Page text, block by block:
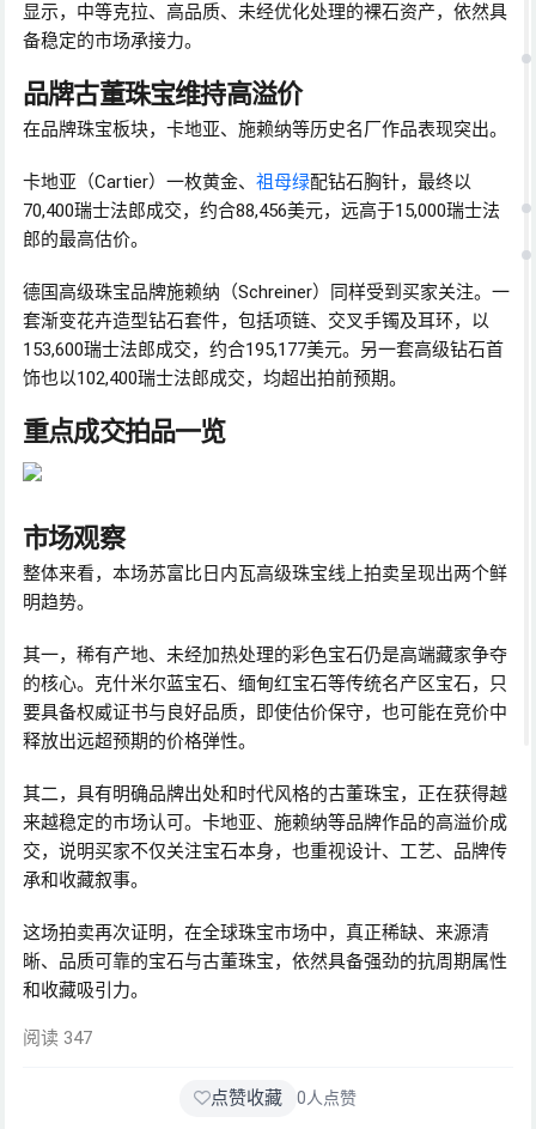
显示，中等克拉、高品质、未经优化处理的裸石资产，依然具
备稳定的市场承接力。
品牌古董珠宝维持高溢价
在品牌珠宝板块，卡地亚、施赖纳等历史名厂作品表现突出。
卡地亚（Cartier）一枚黄金、 祖母绿配钻石胸针，最终以
70,400瑞士法郎成交，约合88,456美元，远高于15,000瑞士法
郎的最高估价。
德国高级珠宝品牌施赖纳（Schreiner）同样受到买家关注。一
套渐变花卉造型钻石套件，包括项链、交叉手镯及耳环，以
153,600瑞士法郎成交，约合195,177美元。另一套高级钻石首
饰也以102,400瑞士法郎成交，均超出拍前预期。
重点成交拍品一览
市场观察
整体来看，本场苏富比日内瓦高级珠宝线上拍卖呈现出两个鲜
明趋势。
其一，稀有产地、未经加热处理的彩色宝石仍是高端藏家争夺
的核心。克什米尔蓝宝石、缅甸红宝石等传统名产区宝石，只
要具备权威证书与良好品质，即使估价保守，也可能在竞价中
释放出远超预期的价格弹性。
其二，具有明确品牌出处和时代风格的古董珠宝，正在获得越
来越稳定的市场认可。卡地亚、施赖纳等品牌作品的高溢价成
交，说明买家不仅关注宝石本身，也重视设计、工艺、品牌传
承和收藏叙事。
这场拍卖再次证明，在全球珠宝市场中，真正稀缺、来源清
晰、品质可靠的宝石与古董珠宝，依然具备强劲的抗周期属性
和收藏吸引力。
阅读 347
点赞收藏 0人点赞